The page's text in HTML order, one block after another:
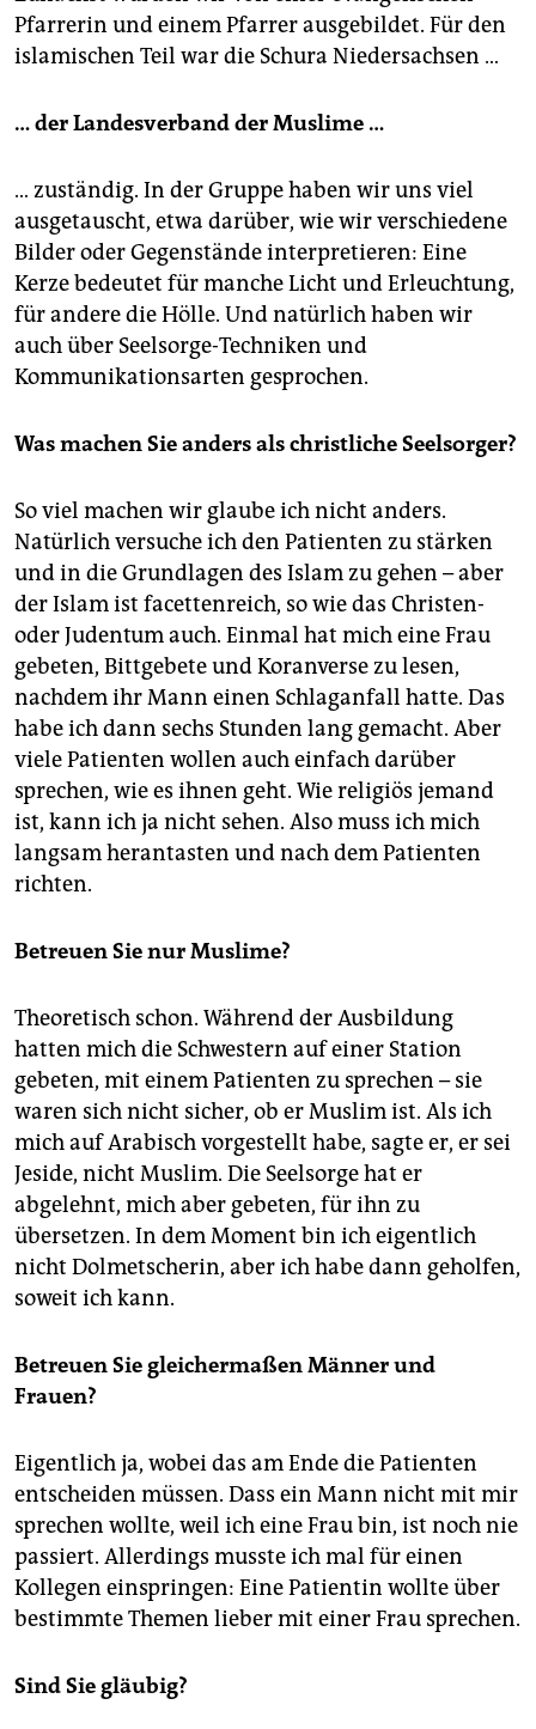
Pfarrerin und einem Pfarrer ausgebildet. Für den
islamischen Teil war die Schura Niedersachsen …
… der Landesverband der Muslime …
… zuständig. In der Gruppe haben wir uns viel
ausgetauscht, etwa darüber, wie wir verschiedene
Bilder oder Gegenstände interpretieren: Eine
Kerze bedeutet für manche Licht und Erleuchtung,
für andere die Hölle. Und natürlich haben wir
auch über Seelsorge-Techniken und
Kommunikationsarten gesprochen.
Was machen Sie anders als christliche Seelsorger?
So viel machen wir glaube ich nicht anders.
Natürlich versuche ich den Patienten zu stärken
und in die Grundlagen des Islam zu gehen – aber
der Islam ist facettenreich, so wie das Christen-
oder Judentum auch. Einmal hat mich eine Frau
gebeten, Bittgebete und Koranverse zu lesen,
nachdem ihr Mann einen Schlaganfall hatte. Das
habe ich dann sechs Stunden lang gemacht. Aber
viele Patienten wollen auch einfach darüber
sprechen, wie es ihnen geht. Wie religiös jemand
ist, kann ich ja nicht sehen. Also muss ich mich
langsam herantasten und nach dem Patienten
richten.
Betreuen Sie nur Muslime?
Theoretisch schon. Während der Ausbildung
hatten mich die Schwestern auf einer Station
gebeten, mit einem Patienten zu sprechen – sie
waren sich nicht sicher, ob er Muslim ist. Als ich
mich auf Arabisch vorgestellt habe, sagte er, er sei
Jeside, nicht Muslim. Die Seelsorge hat er
abgelehnt, mich aber gebeten, für ihn zu
übersetzen. In dem Moment bin ich eigentlich
nicht Dolmetscherin, aber ich habe dann geholfen,
soweit ich kann.
Betreuen Sie gleichermaßen Männer und
Frauen?
Eigentlich ja, wobei das am Ende die Patienten
entscheiden müssen. Dass ein Mann nicht mit mir
sprechen wollte, weil ich eine Frau bin, ist noch nie
passiert. Allerdings musste ich mal für einen
Kollegen einspringen: Eine Patientin wollte über
bestimmte Themen lieber mit einer Frau sprechen.
Sind Sie gläubig?